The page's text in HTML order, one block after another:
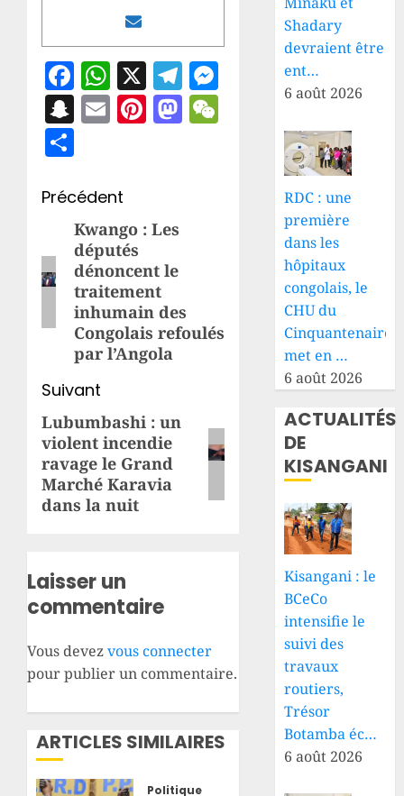
Facebook
WhatsApp
X Telegram
Messenger
Snapchat
EmailPinterest
Mastodon
WeChat
Navigation
d’article
Précédent
Article
précédent:
Kwango : Les
députés
dénoncent le
traitement
inhumain des
Congolais refoulés
par l’Angola
Suivant
Article
suivant:
Lubumbashi : un
violent incendie
ravage le Grand
Marché Karavia
dans la nuit
Laisser un
commentaire
Vous devezvous connecter
pour publier un commentaire.
ARTICLES SIMILAIRES
Politique
Shadary
devraient être
ent…
6 août 2026
RDC : une
première
dans les
hôpitaux
congolais, le
CHU du
Cinquantenaire
met en …
6 août 2026
ACTUALITÉS
DE
KISANGANI
Kisangani : le
BCeCo
intensifie le
suivi des
travaux
routiers,
Trésor
Botamba éc…
6 août 2026